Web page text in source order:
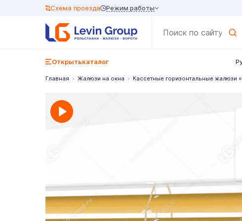
Схема проезда Режим работы
Открытькаталог
Главная Жалюзи на окна Кассетные горизонтальные жалюзи